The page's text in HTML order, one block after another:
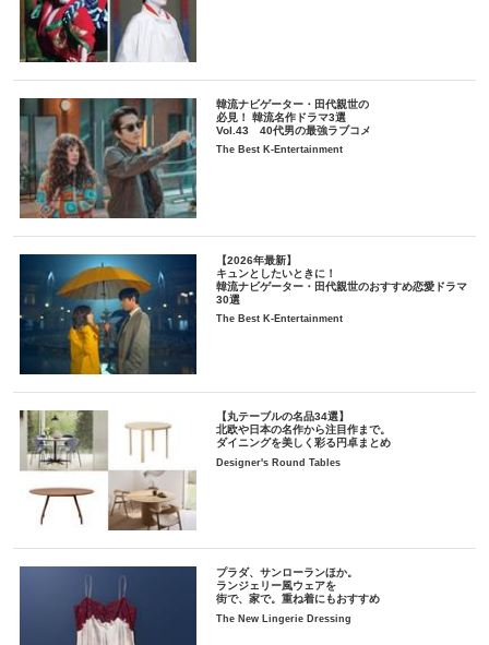
韓流ナビゲーター・田代親世の
必見！ 韓流名作ドラマ3選
Vol.43 40代男の最強ラブコメ
The Best K-Entertainment
【2026年最新】
キュンとしたいときに！
韓流ナビゲーター・田代親世のおすすめ恋愛ドラマ
30選
The Best K-Entertainment
【丸テーブルの名品34選】
北欧や日本の名作から注目作まで。
ダイニングを美しく彩る円卓まとめ
Designer's Round Tables
プラダ、サンローランほか。
ランジェリー風ウェアを
街で、家で。重ね着にもおすすめ
The New Lingerie Dressing